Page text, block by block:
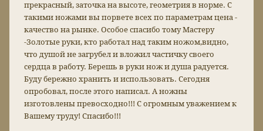
прекрасный, заточка на высоте, геометрия в норме. С
такими ножами вы порвете всех по параметрам цена -
качество на рынке. Особое спасибо тому Мастеру
-Золотые руки, кто работал над таким ножом,видно,
что душой не загрубел и вложил частичку своего
сердца в работу. Берешь в руки нож и душа радуется.
Буду бережно хранить и использовать. Сегодня
опробовал, после этого написал. А ножны
изготовлены превосходно!!! С огромным уважением к
Вашему труду! Спасибо!!!